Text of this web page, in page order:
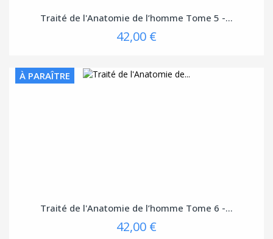
Traité de l'Anatomie de l’homme Tome 5 -...
42,00 €
À PARAÎTRE
Traité de l'Anatomie de l’homme Tome 6 -...
42,00 €